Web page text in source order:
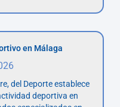
en Málaga
del Deporte establece
deportiva en